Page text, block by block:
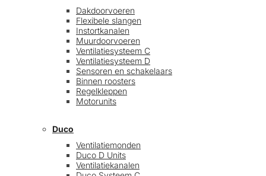
Dakdoorvoeren
Flexibele slangen
Instortkanalen
Muurdoorvoeren
Ventilatiesysteem C
Ventilatiesysteem D
Sensoren en schakelaars
Binnen roosters
Regelkleppen
Motorunits
Duco
Ventilatiemonden
Duco D Units
Ventilatiekanalen